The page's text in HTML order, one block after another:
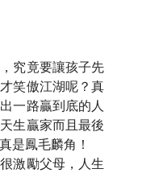
究竟要讓孩子先
笑傲江湖呢？真
一路贏到底的人
生贏家而且最後
是鳳毛麟角！
激勵父母，人生